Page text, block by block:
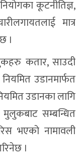
कूटनीतिज्ञ,
मात्र
।
कतार, साउदी
उडानमार्फत
उडानका लागि
सम्बन्धित
भएको नामावली
।